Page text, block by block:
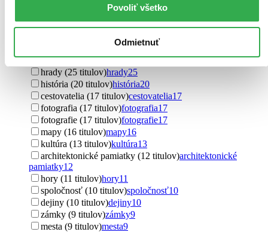
Povoliť všetko
Odmietnuť
Slovensko (67 titulov)Slovensko67
cestovanie (60 titulov)cestovanie60
sprievodca (33 titulov)sprievodca
cyklistika (30 titulov)cyklistika30
hrady (25 titulov)hrady25
história (20 titulov)história20
cestovatelia (17 titulov)cestovatelia17
fotografia (17 titulov)fotografia17
fotografie (17 titulov)fotografie17
mapy (16 titulov)mapy16
kultúra (13 titulov)kultúra13
architektonické pamiatky (12 titulov)architektonické
pamiatky12
hory (11 titulov)hory11
spoločnosť (10 titulov)spoločnosť10
dejiny (10 titulov)dejiny10
zámky (9 titulov)zámky9
mesta (9 titulov)mesta9